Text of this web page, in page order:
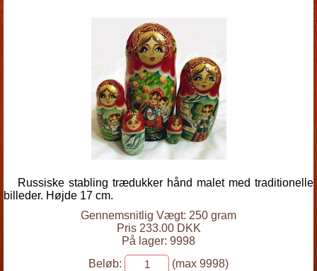
Russiske stabling trædukker hånd malet med traditionelle
billeder. Højde 17 cm.
Gennemsnitlig Vægt: 250 gram
Pris 233.00 DKK
På lager: 9998
Beløb:
(max 9998)